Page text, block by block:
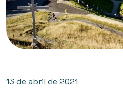
13 de abril de 2021